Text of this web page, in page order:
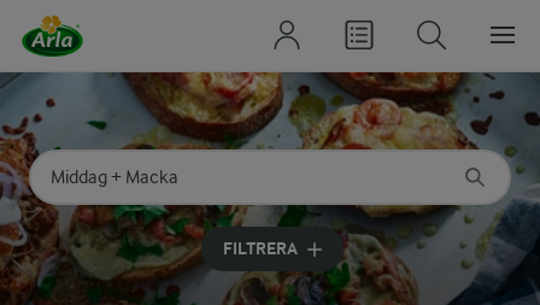
Sök på kategori eller ingrediens
Skriv in sökord för att få förslag
FILTRERA